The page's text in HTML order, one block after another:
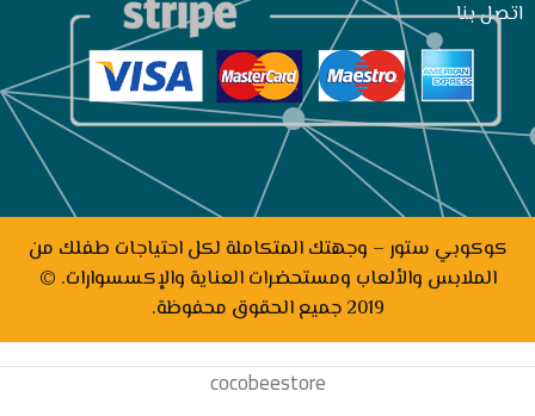
اتصل بنا
كوكوبي ستور – وجهتك المتكاملة لكل احتياجات طفلك من
الملابس والألعاب ومستحضرات العناية والإكسسوارات. ©
2019 جميع الحقوق محفوظة.
cocobeestore